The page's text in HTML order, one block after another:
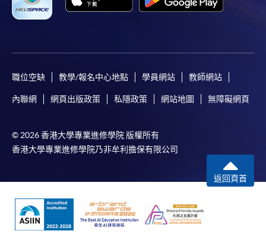
職位空缺 教學/報名中心地點 學員網站 教師網站
內聯網 網頁出版政策 私隱政策 網站地圖 無障礙網頁
© 2026 香港大學專業進修學院 版權所有
香港大學專業進修學院乃非牟利擔保有限公司
返回頁首